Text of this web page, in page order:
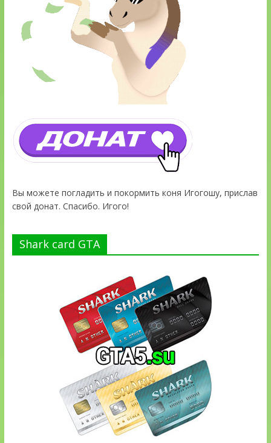
Вы можете погладить и покормить коня Игогошу, прислав
свой донат. Спасибо. Игого!
Shark card GTA